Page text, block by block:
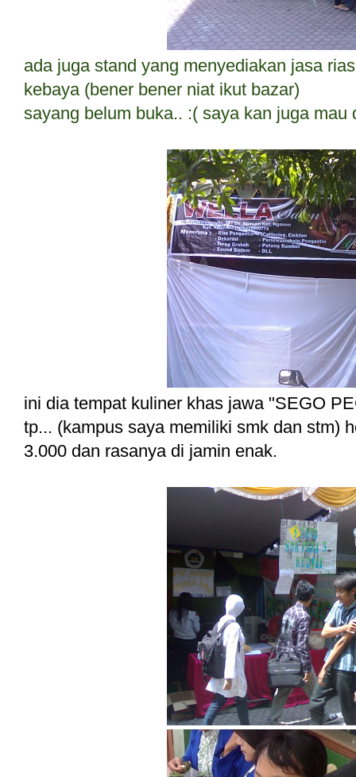
ada juga stand yang menyediakan jasa
kebaya (bener bener niat ikut bazar)
sayang belum buka.. :( saya kan juga mau
ini dia tempat kuliner khas jawa "SEGO
tp... (kampus saya memiliki smk dan stm)
3.000 dan rasanya di jamin enak.